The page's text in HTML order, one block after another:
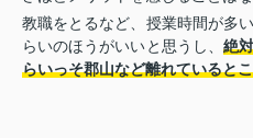
教職をとるなど、授業時間が多
らいのほうがいいと思うし、 絶
らいっそ郡山など離れていると